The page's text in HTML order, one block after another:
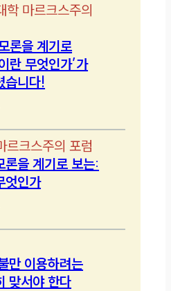
학 마르크스주의
론을 계기로
란 무엇인가’가
습니다!
르크스주의 포럼
론을 계기로 보는:
엇인가
만 이용하려는
맞서야 한다